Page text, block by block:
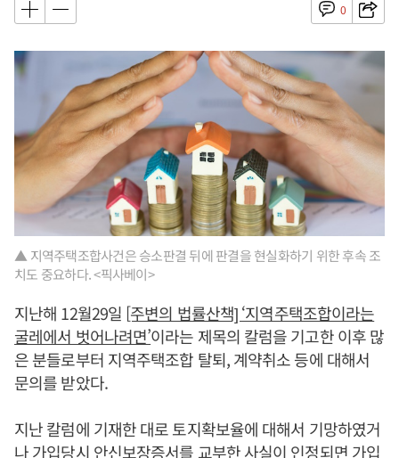
0
▲ 지역주택조합사건은 승소판결 뒤에 판결을 현실화하기 위한 후속 조
치도 중요하다. <픽사베이>
지난해 12월29일 [주변의 법률산책] ‘지역주택조합이라는
굴레에서 벗어나려면’이라는 제목의 칼럼을 기고한 이후 많
은 분들로부터 지역주택조합 탈퇴, 계약취소 등에 대해서
문의를 받았다.
지난 칼럼에 기재한 대로 토지확보율에 대해서 기망하였거
나 가입당시 안신보장증서를 교부한 사실이 인정되면 가입